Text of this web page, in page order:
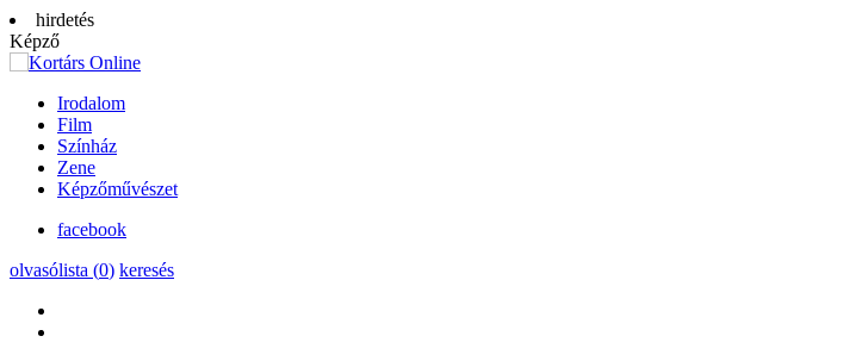
hirdetés
Képző
Irodalom
Film
Színház
Zene
Képzőművészet
facebook
olvasólista (0) keresés